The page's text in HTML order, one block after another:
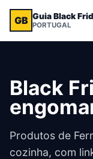
GB Guia Black
PORTUGAL
Black
Produtos de
cozinha, com